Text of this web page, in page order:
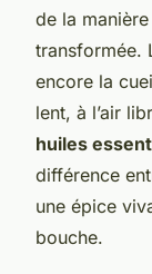
de la
transformée.
encore la
lent, à l’air
huiles
différence
une épice
bouche.